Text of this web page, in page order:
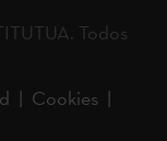
Todos
Cookies